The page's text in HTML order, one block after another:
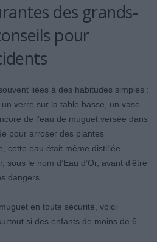
des grands-
pour
liées à des habitudes simples :
verre sur la table basse, un vase
de l’eau de muguet versée dans
pour arroser des plantes
cette eau était même distillée
le nom d’Eau d’Or, avant d’être
dangers.
en toute sécurité, voici
si des enfants de moins de 6